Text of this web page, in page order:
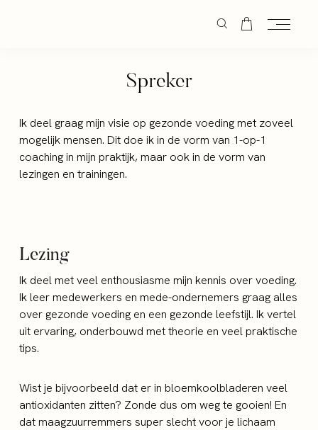
Spreker
Ik deel graag mijn visie op gezonde voeding met zoveel
mogelijk mensen. Dit doe ik in de vorm van 1-op-1
coaching in mijn praktijk, maar ook in de vorm van
lezingen en trainingen.
Lezing
Ik deel met veel enthousiasme mijn kennis over voeding.
Ik leer medewerkers en mede-ondernemers graag alles
over gezonde voeding en een gezonde leefstijl. Ik vertel
uit ervaring, onderbouwd met theorie en veel praktische
tips.
Wist je bijvoorbeeld dat er in bloemkoolbladeren veel
antioxidanten zitten? Zonde dus om weg te gooien! En
dat maagzuurremmers super slecht voor je lichaam